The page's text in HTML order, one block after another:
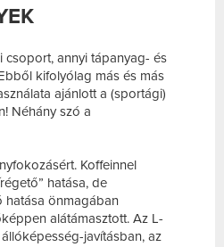
csoport, annyi tápanyag- és
kifolyólag más és más
ajánlott a (sportági)
Néhány szó a
. Koffeinnel
hatása, de
hatása önmagában
alátámasztott. Az L-
javításban, az